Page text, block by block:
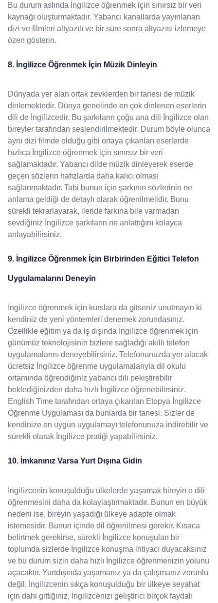
Bu durum aslında İngilizce öğrenmek için sınırsız bir veri
kaynağı oluşturmaktadır. Yabancı kanallarda yayınlanan
dizi ve filmleri altyazılı ve bir süre sonra altyazısı izlemeye
özen gösterin.
8. İngilizce Öğrenmek İçin Müzik Dinleyin
Dünyada yer alan ortak zevklerden bir tanesi de müzik
dinlemektedir. Dünya genelinde en çok dinlenen eserlerin
dili de İngilizcedir. Bu şarkıların çoğu ana dili İngilizce olan
bireyler tarafından seslendirilmektedir. Durum böyle olunca
aynı dizi filmde olduğu gibi ortaya çıkarılan eserlerde
hızlıca İngilizce öğrenmek için sınırsız bir veri
sağlamaktadır. Yabancı dilde müzik dinleyerek eserde
geçen sözlerin hafızlarda daha kalıcı olması
sağlanmaktadır. Tabi bunun için şarkının sözlerinin ne
anlama geldiği de detaylı olarak öğrenilmelidir. Bunu
sürekli tekrarlayarak, ileride farkına bile varmadan
sevdiğiniz İngilizce şarkıların ne anlattığını kolayca
anlayabilirsiniz.
9. İngilizce Öğrenmek İçin Birbirinden Eğitici Telefon
Uygulamalarını Deneyin
İngilizce öğrenmek için kurslara da gitseniz unutmayın ki
kendiniz de yeni yöntemleri denemek zorundasınız.
Özellikle eğitim ya da iş dışında İngilizce öğrenmek için
günümüz teknolojisinin bizlere sağladığı akıllı telefon
uygulamalarını deneyebilirsiniz. Telefonunuzda yer alacak
ücretsiz İngilizce öğrenme uygulamalarıyla dil okulu
ortamında öğrendiğiniz yabancı dili pekiştirebilir
beklediğinizden daha hızlı İngilizce öğrenebilirsiniz.
English Time tarafından ortaya çıkarılan Etopya İngilizce
Öğrenme Uygulaması da bunlarda bir tanesi. Sizler de
kendinize en uygun uygulamayı telefonunuza indirebilir ve
sürekli olarak İngilizce pratiği yapabilirsiniz.
10. İmkanınız Varsa Yurt Dışına Gidin
İngilizcenin konuşulduğu ülkelerde yaşamak bireyin o dili
öğrenmesini daha da kolaylaştırmaktadır. Bunun en büyük
nedeni ise, bireyin yaşadığı ülkeye adapte olmak
istemesidir. Bunun içinde dil öğrenilmesi gerekir. Kısaca
belirtmek gerekirse, sürekli İngilizce konuşulan bir
toplumda sizlerde İngilizce konuşma ihtiyacı duyacaksınız
ve bu durum sizin daha hızlı İngilizce öğrenmenizin yolunu
açacaktır. Yurtdışında yaşamanız ya da çalışmanız zorunlu
değil. İngilizcenin sıkça konuşulduğu bir ülkeye seyahat
için dahi gittiğiniz, İngilizcenizi geliştirici birçok faydalı